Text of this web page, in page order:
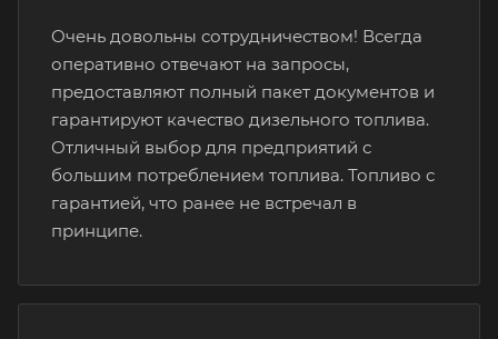
Очень довольны сотрудничеством! Всегда
оперативно отвечают на запросы,
предоставляют полный пакет документов и
гарантируют качество дизельного топлива.
Отличный выбор для предприятий с
большим потреблением топлива. Топливо с
гарантией, что ранее не встречал в
принципе.